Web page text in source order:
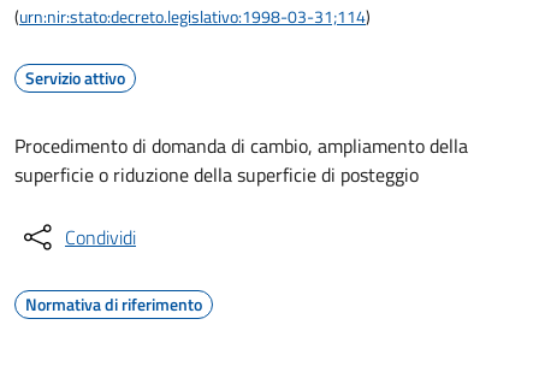
(urn:nir:stato:decreto.legislativo:1998-03-31;114)
Servizio attivo
Procedimento di domanda di cambio, ampliamento della
superficie o riduzione della superficie di posteggio
Condividi
Normativa di riferimento